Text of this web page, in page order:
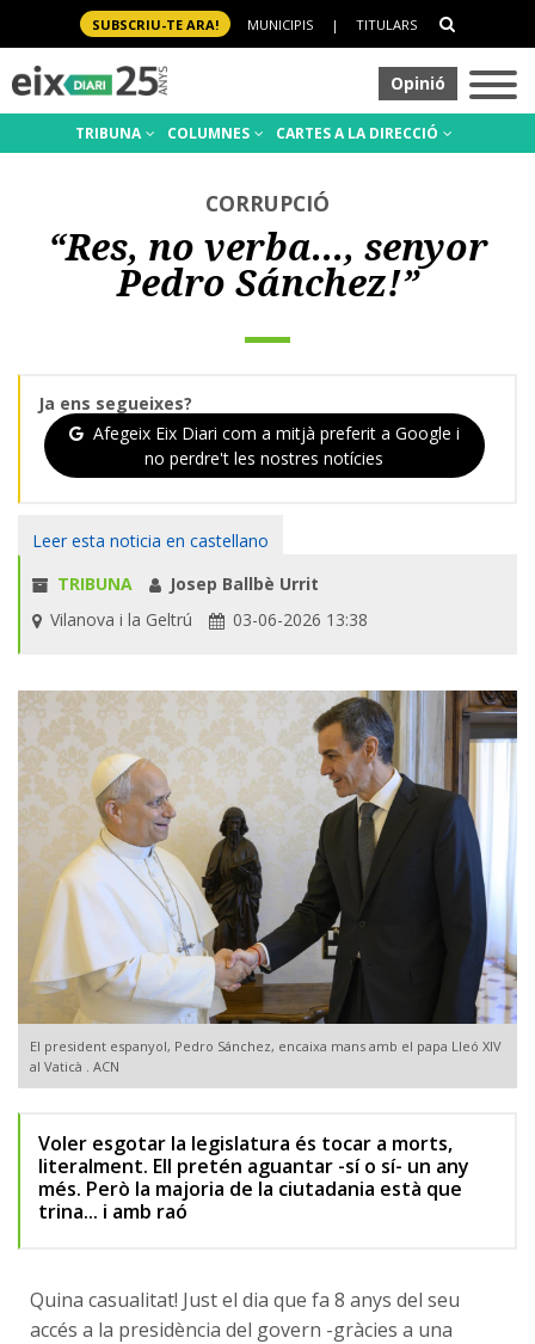
SUBSCRIU-TE ARA! MUNICIPIS | TITULARS
Opinió
TRIBUNA COLUMNES CARTES A LA DIRECCIÓ
CORRUPCIÓ
“Res, no verba..., senyor
Pedro Sánchez!”
Ja ens segueixes?
Afegeix Eix Diari com a mitjà preferit a Google i
no perdre't les nostres notícies
Leer esta noticia en castellano
TRIBUNA
Josep Ballbè Urrit
Vilanova i la Geltrú
03-06-2026 13:38
El president espanyol, Pedro Sánchez, encaixa mans amb el papa Lleó XIV
al Vaticà . ACN
Voler esgotar la legislatura és tocar a morts,
literalment. Ell pretén aguantar -sí o sí- un any
més. Però la majoria de la ciutadania està que
trina... i amb raó
Quina casualitat! Just el dia que fa 8 anys del seu
accés a la presidència del govern -gràcies a una